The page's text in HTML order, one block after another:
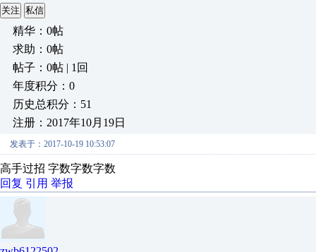
关注 私信
精华：0帖
求助：0帖
帖子：0帖 | 1回
年度积分：0
历史总积分：51
注册：2017年10月19日
发表于：2017-10-19 10:53:07
高手过招 字数字数字数
回复 引用 举报